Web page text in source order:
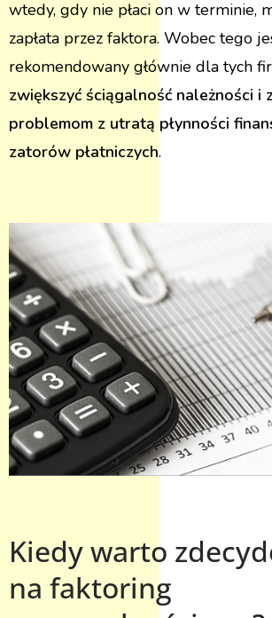
wtedy, gdy nie płaci on w terminie,
zapłata przez faktora. Wobec tego
rekomendowany głównie dla tych
zwiększyć ściągalność należności i
problemom z utratą płynności
zatorów płatniczych.
Kiedy warto
na faktoring